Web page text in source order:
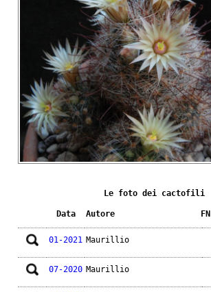
Le foto dei cactofili
Data Autore FN
01-2021 Maurillio
07-2020 Maurillio